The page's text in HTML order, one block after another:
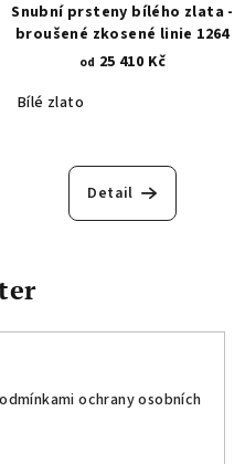
Snubní prsteny bílého zlata -
broušené zkosené linie 1264
od 25 410 Kč
Bílé zlato
Detail
ochrany osobních